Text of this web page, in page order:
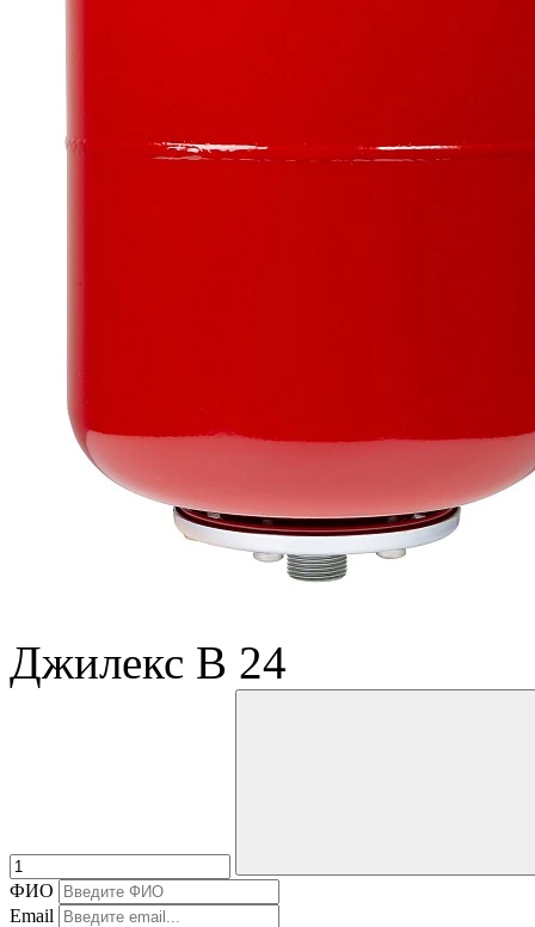
Джилекс В 24
ФИО
Email